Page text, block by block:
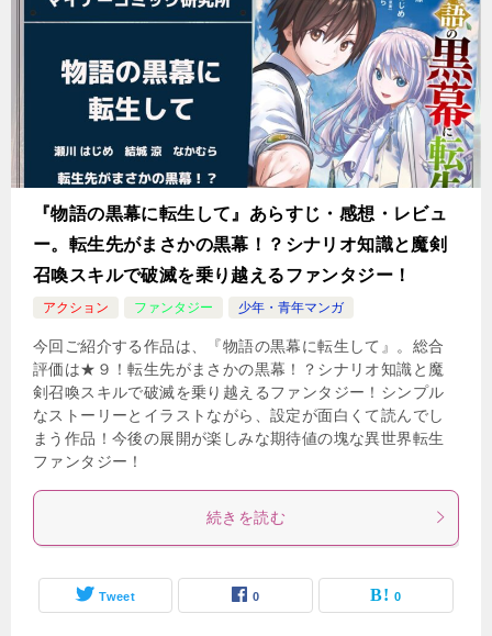
『物語の黒幕に転生して』あらすじ・感想・レビュ
ー。転生先がまさかの黒幕！？シナリオ知識と魔剣
召喚スキルで破滅を乗り越えるファンタジー！
アクション ファンタジー 少年・青年マンガ
今回ご紹介する作品は、『物語の黒幕に転生して』。総合
評価は★９！転生先がまさかの黒幕！？シナリオ知識と魔
剣召喚スキルで破滅を乗り越えるファンタジー！シンプル
なストーリーとイラストながら、設定が面白くて読んでし
まう作品！今後の展開が楽しみな期待値の塊な異世界転生
ファンタジー！
続きを読む
Tweet 0 0